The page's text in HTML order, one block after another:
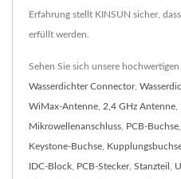
Erfahrung stellt KINSUN sicher,
erfüllt werden.
Sehen Sie sich unsere
Wasserdichter Connector,
WiMax-Antenne 2,4 GHz Antenne
Mikrowellenanschluss PCB-Buchse
Keystone-Buchse
IDC-Block PCB-Stecker, Stanzteil